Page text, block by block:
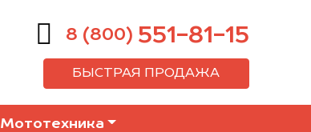
8 (800) 551-81-15
БЫСТРАЯ ПРОДАЖА
Мототехника